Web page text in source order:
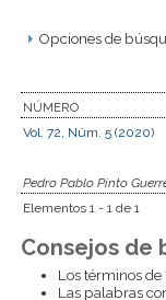
Opciones de
NÚMERO
Vol. 72, Núm. 5 (2020)
Pedro Pablo Pinto
Elementos 1 - 1 de 1
Consejos de
Los términos
Las palabras